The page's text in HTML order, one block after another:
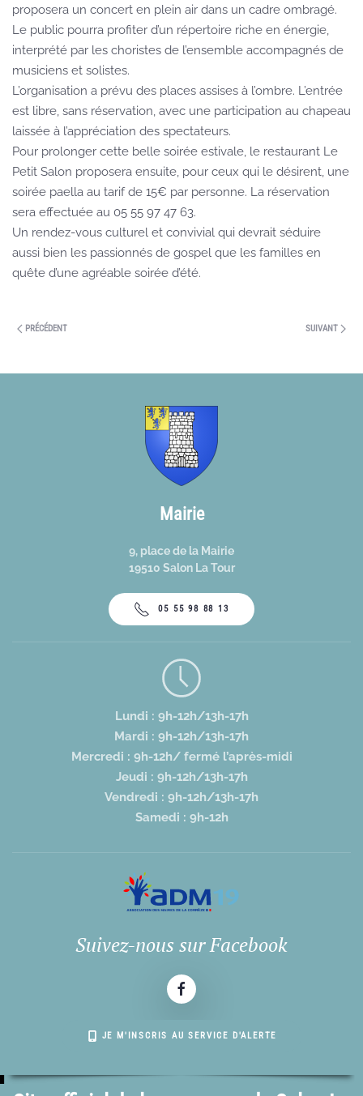
proposera un concert en plein air dans un cadre ombragé.
Le public pourra profiter d’un répertoire riche en énergie,
interprété par les choristes de l’ensemble accompagnés de
musiciens et solistes.
L’organisation a prévu des places assises à l’ombre. L’entrée
est libre, sans réservation, avec une participation au chapeau
laissée à l’appréciation des spectateurs.
Pour prolonger cette belle soirée estivale, le restaurant Le
Petit Salon proposera ensuite, pour ceux qui le désirent, une
soirée paella au tarif de 15€ par personne. La réservation
sera effectuée au 05 55 97 47 63.
Un rendez-vous culturel et convivial qui devrait séduire
aussi bien les passionnés de gospel que les familles en
quête d’une agréable soirée d’été.
PRÉCÉDENT SUIVANT
Mairie
9, place de la Mairie
19510 Salon La Tour
05 55 98 88 13
Lundi : 9h-12h/13h-17h
Mardi : 9h-12h/13h-17h
Mercredi : 9h-12h/ fermé l’après-midi
Jeudi : 9h-12h/13h-17h
Vendredi : 9h-12h/13h-17h
Samedi : 9h-12h
Suivez-nous sur Facebook
JE M'INSCRIS AU SERVICE D'ALERTE